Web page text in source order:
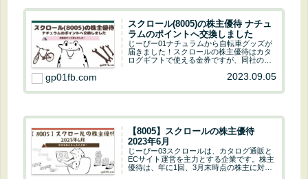
スクロール(8005)の株主優待 ナチュ
ラムのポイントへ交換しました
じーぴー01ナチュラムから自転車グッズが
届きました！スクロールの株主優待はカタ
ログギフトで使える金券ですが、同社の運
営するオンラインストアのポイントに交換
する事もできます！今回はアウトドア＆フ
gp01fb.com 2023.09.05
じーぴー03スクロールは、カタログ通販と
ECサイト運営を主力とする企業です。株主
優待は、年に1回、3月末時点の株主に対し
て実施されます。優待内容は、保有株数と
継続保有期間に応じて、専用WEBサイトで
使える「株主優待ポイント」です。ポイン
gp01fb.com 2023.06.13